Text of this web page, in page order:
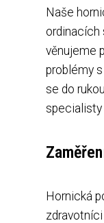
Naše
ordinacích
věnujeme
problémy
se do
specialisty
Hornická